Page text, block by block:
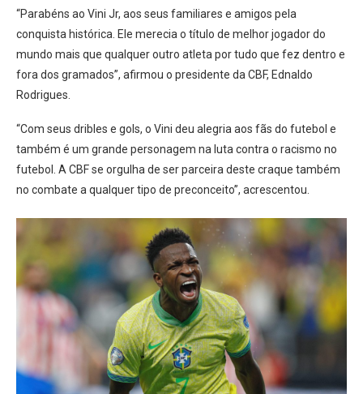
“Parabéns ao Vini Jr, aos seus familiares e amigos pela
conquista histórica. Ele merecia o título de melhor jogador do
mundo mais que qualquer outro atleta por tudo que fez dentro e
fora dos gramados”, afirmou o presidente da CBF, Ednaldo
Rodrigues.
“Com seus dribles e gols, o Vini deu alegria aos fãs do futebol e
também é um grande personagem na luta contra o racismo no
futebol. A CBF se orgulha de ser parceira deste craque também
no combate a qualquer tipo de preconceito”, acrescentou.